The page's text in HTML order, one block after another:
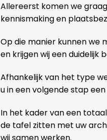
Allereerst komen we
kennismaking en
Op die manier kunnen we
en krijgen wij een duidelijk
Afhankelijk van het type
u in een volgende stap
In het kader van een
de tafel zitten met uw
wij samen werken.